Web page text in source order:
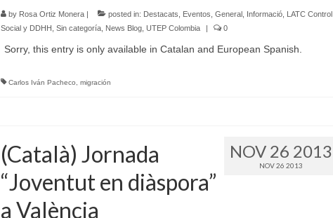
by Rosa Ortiz Monera| posted in: Destacats Eventos General, Informació, LATC Control
Social y DDHH Sin categoría, News Blog, UTEP Colombia | 0
Sorry, this entry is only available in Catalan and European Spanish.
Carlos Iván Pacheco migración
NOV 26 2013
NOV 26 2013
(Català) Jornada
“Joventut en diàspora”
a València